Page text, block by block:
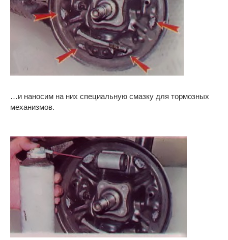
…и наносим на них специальную смазку для тормозных
механизмов.